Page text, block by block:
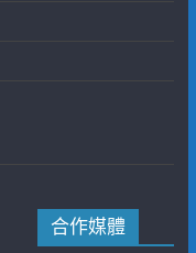
合作媒體